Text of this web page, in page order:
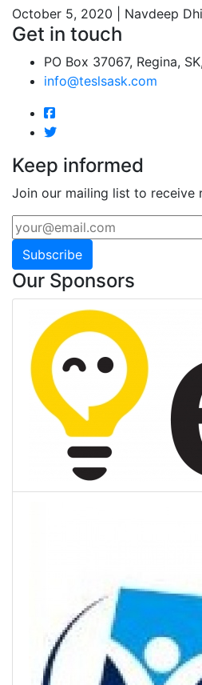
October 5, 2020 | Navdeep
Get in touch
PO Box 37067, Regina,
info@teslsask.com
Keep informed
Join our mailing list to receive
Subscribe
Our Sponsors